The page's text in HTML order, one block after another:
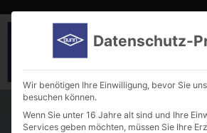
Datenschutz-
Wir benötigen Ihre Einwilligung, bevor Sie
besuchen können.
Wenn Sie unter 16 Jahre alt sind und Ihre
Services geben möchten, müssen Sie Ihre